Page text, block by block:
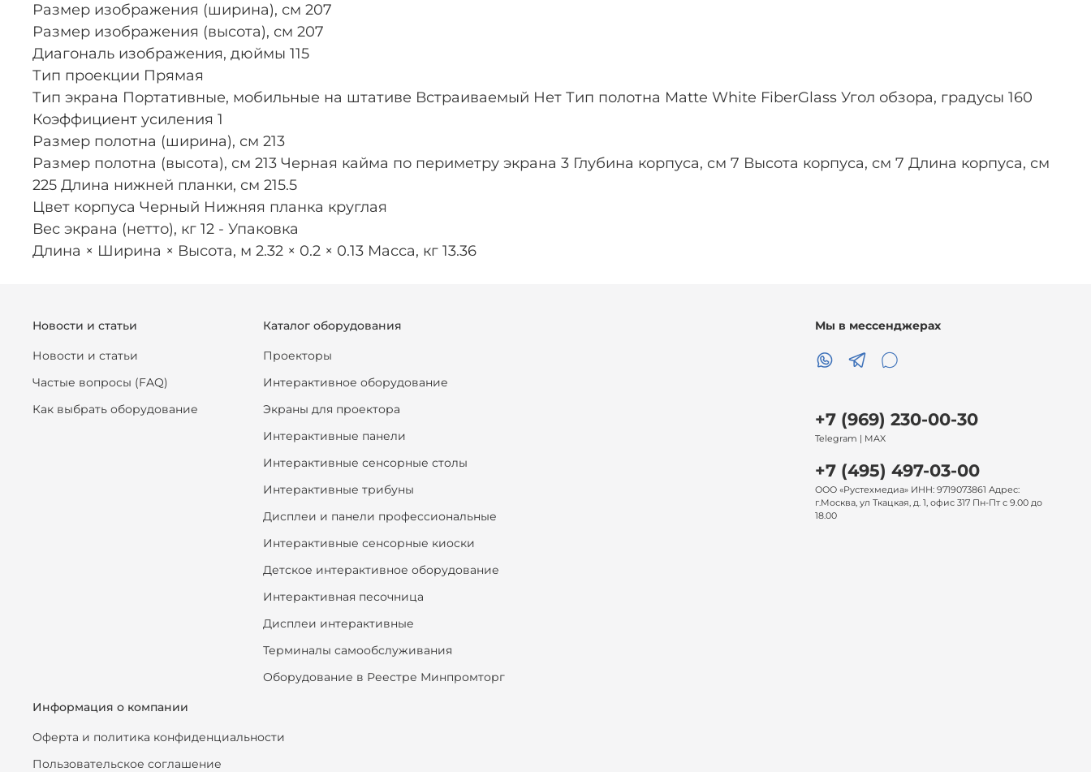
Размер изображения (ширина), см 207
Размер изображения (высота), см 207
Диагональ изображения, дюймы 115
Тип проекции Прямая
Тип экрана Портативные, мобильные на штативе Встраиваемый Нет Тип полотна Matte White FiberGlass Угол обзора, градусы 160
Коэффициент усиления 1
Размер полотна (ширина), см 213
Размер полотна (высота), см 213 Черная кайма по периметру экрана 3 Глубина корпуса, см 7 Высота корпуса, см 7 Длина корпуса, см
225 Длина нижней планки, см 215.5
Цвет корпуса Черный Нижняя планка круглая
Вес экрана (нетто), кг 12 - Упаковка
Длина × Ширина × Высота, м 2.32 × 0.2 × 0.13 Масса, кг 13.36
Новости и статьи
Новости и статьи
Частые вопросы (FAQ)
Как выбрать оборудование
Каталог оборудования
Проекторы
Интерактивное оборудование
Экраны для проектора
Интерактивные панели
Интерактивные сенсорные столы
Интерактивные трибуны
Дисплеи и панели профессиональные
Интерактивные сенсорные киоски
Детское интерактивное оборудование
Интерактивная песочница
Дисплеи интерактивные
Терминалы самообслуживания
Оборудование в Реестре Минпромторг
Информация о компании
Оферта и политика конфиденциальности
Пользовательское соглашение
Мы в мессенджерах
+7 (969) 230-00-30
Telegram | MAX
+7 (495) 497-03-00
ООО «Рустехмедиа» ИНН: 9719073861 Адрес:
г.Москва, ул Ткацкая, д. 1, офис 317 Пн-Пт с 9.00 до
18.00